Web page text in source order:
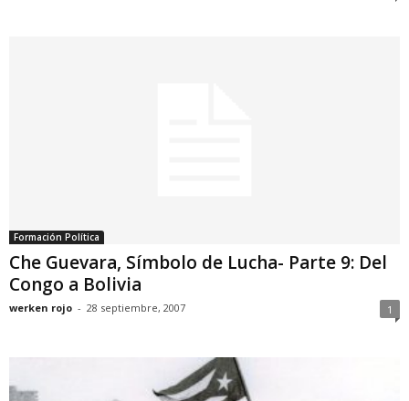
Formación Política
Che Guevara, Símbolo de Lucha- Parte 9: Del
Congo a Bolivia
werken rojo - 28 septiembre, 2007 1